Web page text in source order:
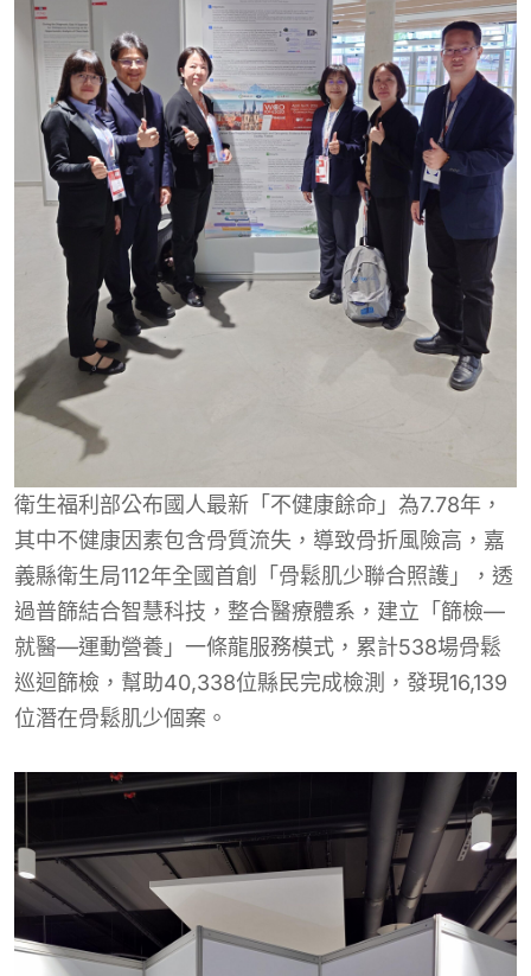
衛生福利部公布國人最新「不健康餘命」為7.78年，
其中不健康因素包含骨質流失，導致骨折風險高，嘉
義縣衛生局112年全國首創「骨鬆肌少聯合照護」，透
過普篩結合智慧科技，整合醫療體系，建立「篩檢—
就醫—運動營養」一條龍服務模式，累計538場骨鬆
巡迴篩檢，幫助40,338位縣民完成檢測，發現16,139
位潛在骨鬆肌少個案。